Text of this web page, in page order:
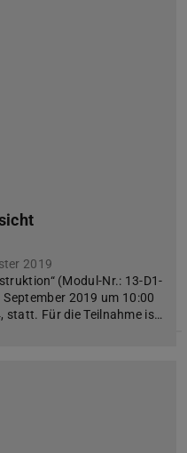
2019
(Modul-Nr.: 13-D1-
2019 um 10:00
statt. Für die Teilnahme is…